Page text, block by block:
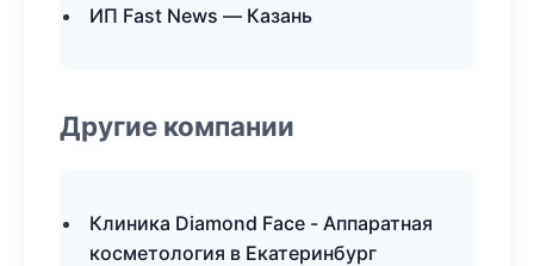
ИП Fast News — Казань
Другие компании
Клиника Diamond Face - Аппаратная
косметология в Екатеринбург